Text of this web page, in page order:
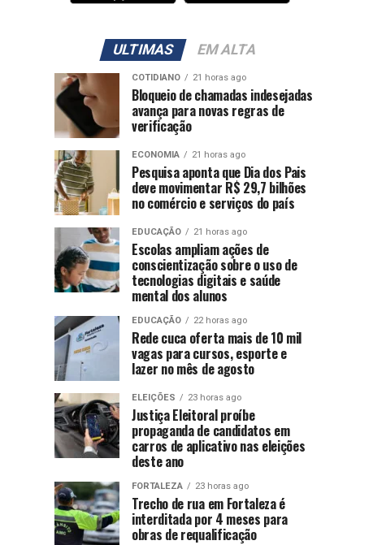
ULTIMAS EM ALTA
COTIDIANO 21 horas ago
Bloqueio de chamadas indesejadas
avança para novas regras de
verificação
ECONOMIA 21 horas ago
Pesquisa aponta que Dia dos Pais
deve movimentar R$ 29,7 bilhões
no comércio e serviços do país
EDUCAÇÃO 21 horas ago
Escolas ampliam ações de
conscientização sobre o uso de
tecnologias digitais e saúde
mental dos alunos
EDUCAÇÃO 22 horas ago
Rede cuca oferta mais de 10 mil
vagas para cursos, esporte e
lazer no mês de agosto
ELEIÇÕES 23 horas ago
Justiça Eleitoral proíbe
propaganda de candidatos em
carros de aplicativo nas eleições
deste ano
FORTALEZA 23 horas ago
Trecho de rua em Fortaleza é
interditada por 4 meses para
obras de requalificação